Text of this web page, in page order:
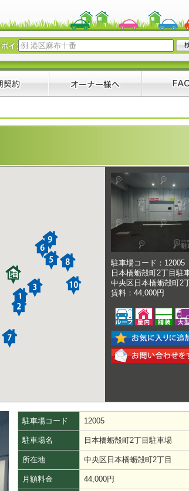
駐車場コード 12005
駐車場名 日本橋蛎殻町2丁目駐車場
所在地 中央区日本橋蛎殻町2丁目
月額料金 44,000円
駐車場コード：12005
日本橋蛎殻町2丁目駐
中央区日本橋蛎殻町2
賃料：44,000円